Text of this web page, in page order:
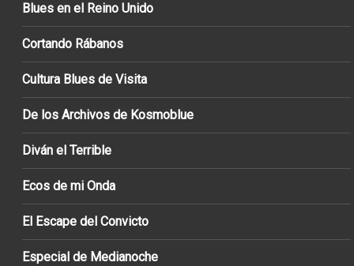
Blues en el Reino Unido
Cortando Rábanos
Cultura Blues de Visita
De los Archivos de Kosmoblue
Diván el Terrible
Ecos de mi Onda
El Escape del Convicto
Especial de Medianoche